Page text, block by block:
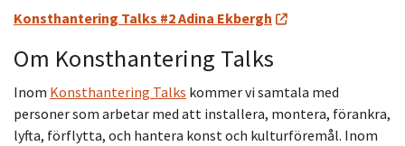
Konsthantering Talks #2 Adina Ekbergh
Om Konsthantering Talks
Inom Konsthantering Talks kommer vi samtala med
personer som arbetar med att installera, montera, förankra,
lyfta, förflytta, och hantera konst och kulturföremål. Inom